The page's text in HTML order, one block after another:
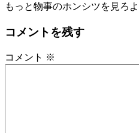
もっと物事のホンシツを見ろ
コメントを残す
コメント ※